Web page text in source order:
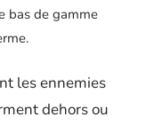
bas de gamme
les ennemies
dehors ou